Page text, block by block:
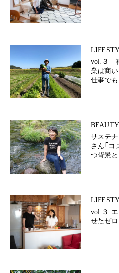
vol.３ 神
業は商
仕事でも
BEAUTY
サステ
さん「コ
つ背景
vol.３ エ
せたゼ